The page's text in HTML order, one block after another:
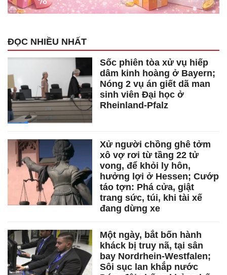
ĐỌC NHIỀU NHẤT
Sốc phiên tòa xử vụ hiếp
dâm kinh hoàng ở Bayern;
Nóng 2 vụ án giết dã man
sinh viên Đại học ở
Rheinland-Pfalz
Xử người chồng ghê tởm
xô vợ rơi từ tầng 22 tử
vong, để khỏi ly hôn,
hưởng lợi ở Hessen; Cướp
táo tợn: Phá cửa, giật
trang sức, túi, khi tài xế
đang dừng xe
Một ngày, bắt bốn hành
kháck bị truy nã, tại sân
bay Nordrhein-Westfalen;
Sôi sục lan khắp nước